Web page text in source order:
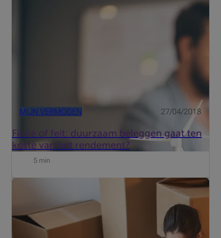
MIJN VERMOGEN 27/04/2018
Fictie of feit: duurzaam beleggen gaat ten
koste van het rendement?
een lange weg afgelegd. Thema's zoals de manier
waarop bedrijven omgaan met klimaatverandering of hoe
5 min
In het Brusselse Gewest moet bij aankoop van een
gezinswoning nog altijd 12,5% registratierechten worden
betaald. Maar daar geldt sinds 1 januari 2017 wel een
korting voor wie een gezinswoning van minder dan
500.000 euro k...